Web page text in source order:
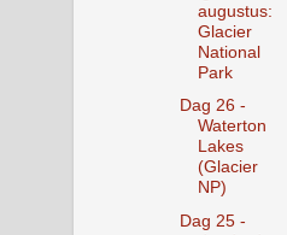
augustus:
Glacier
National
Park
Dag 26 -
Waterton
Lakes
(Glacier
NP)
Dag 25 -